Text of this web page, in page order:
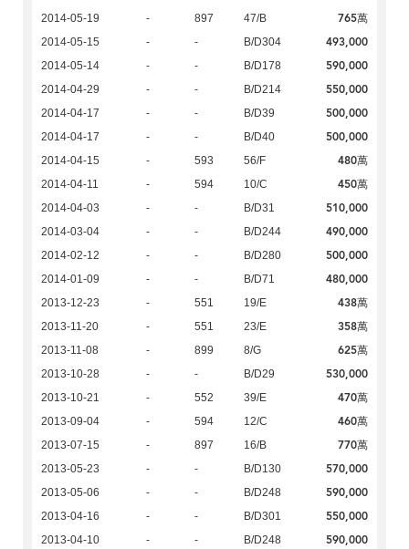
2014-05-19 - 897 47/B 765萬
2014-05-15 - - B/D304 493,000
2014-05-14 - - B/D178 590,000
2014-04-29 - - B/D214 550,000
2014-04-17 - - B/D39 500,000
2014-04-17 - - B/D40 500,000
2014-04-15 - 593 56/F 480萬
2014-04-11 - 594 10/C 450萬
2014-04-03 - - B/D31 510,000
2014-03-04 - - B/D244 490,000
2014-02-12 - - B/D280 500,000
2014-01-09 - - B/D71 480,000
2013-12-23 - 551 19/E 438萬
2013-11-20 - 551 23/E 358萬
2013-11-08 - 899 8/G 625萬
2013-10-28 - - B/D29 530,000
2013-10-21 - 552 39/E 470萬
2013-09-04 - 594 12/C 460萬
2013-07-15 - 897 16/B 770萬
2013-05-23 - - B/D130 570,000
2013-05-06 - - B/D248 590,000
2013-04-16 - - B/D301 550,000
2013-04-10 - - B/D248 590,000